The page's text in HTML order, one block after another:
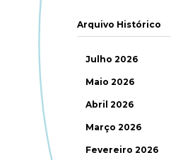
Arquivo Histórico
Julho 2026
Maio 2026
Abril 2026
Março 2026
Fevereiro 2026